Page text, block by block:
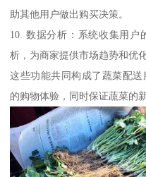
助其他用户做出购买决策。
10. 数据分析：系统收集用户
析，为商家提供市场趋势和优化
这些功能共同构成了蔬菜配送
的购物体验，同时保证蔬菜的